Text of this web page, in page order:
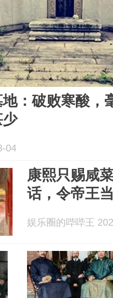
：破败寒酸，
少
04
康熙只赐咸
话，令帝王
娱乐圈的哔哔王